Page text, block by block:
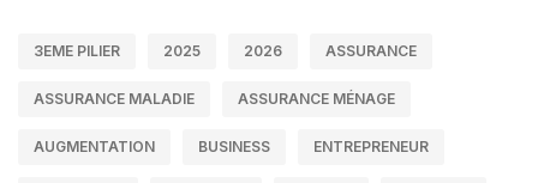
3EME PILIER 2025 2026 ASSURANCE
ASSURANCE MALADIE ASSURANCE MÉNAGE
AUGMENTATION BUSINESS ENTREPRENEUR